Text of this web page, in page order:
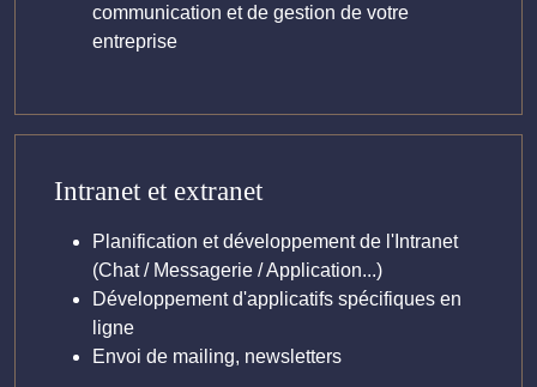
communication et de gestion de votre
entreprise
Intranet et extranet
Planification et développement de l'Intranet
(Chat / Messagerie / Application...)
Développement d'applicatifs spécifiques en
ligne
Envoi de mailing, newsletters